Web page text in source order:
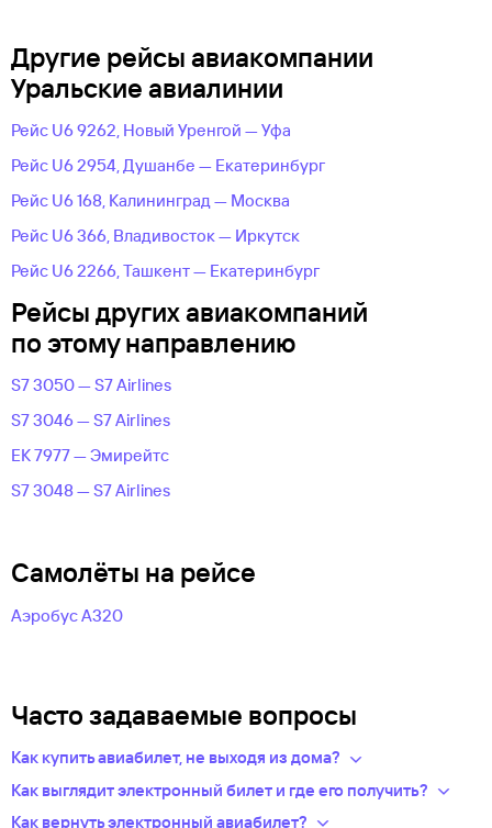
Другие рейсы авиакомпании
Уральские авиалинии
Рейс U6 9262, Новый Уренгой — Уфа
Рейс U6 2954, Душанбе — Екатеринбург
Рейс U6 168, Калининград — Москва
Рейс U6 366, Владивосток — Иркутск
Рейс U6 2266, Ташкент — Екатеринбург
Рейсы других авиакомпаний
по этому направлению
S7 3050 — S7 Airlines
S7 3046 — S7 Airlines
EK 7977 — Эмирейтс
S7 3048 — S7 Airlines
Самолёты на рейсе
Аэробус А320
Часто задаваемые вопросы
Как купить авиабилет, не выходя из дома?
Укажите в нужных полях маршрут, дату поездки и число
Как выглядит электронный билет и где его получить?
После оплаты на сайте, в базе данных авиакомпании
Как вернуть электронный авиабилет?